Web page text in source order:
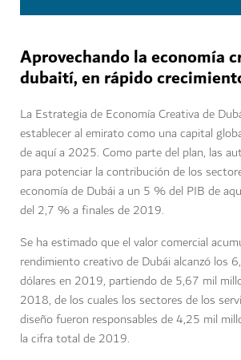
Aprovechando la economía
dubaití, en rápido
La Estrategia de Economía Creativa de
establecer al emirato como una capital
de aquí a 2025. Como parte del plan, las
para potenciar la contribución de los
economía de Dubái a un 5 % del PIB de
del 2,7 % a finales de 2019.
Se ha estimado que el valor comercial
rendimiento creativo de Dubái alcanzó los
dólares en 2019, partiendo de 5,67 mil
2018, de los cuales los sectores de los
diseño fueron responsables de 4,25 mil
la cifra total de 2019.